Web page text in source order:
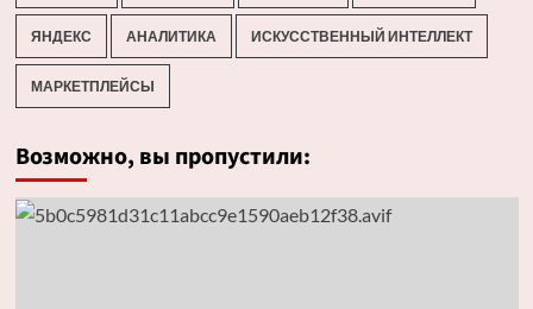
ЯНДЕКС АНАЛИТИКА ИСКУССТВЕННЫЙ ИНТЕЛЛЕКТ
МАРКЕТПЛЕЙСЫ
Возможно, вы пропустили: